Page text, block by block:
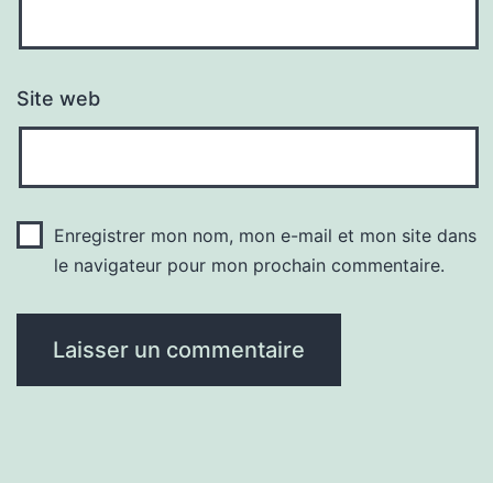
Site web
Enregistrer mon nom, mon e-mail et mon site dans
le navigateur pour mon prochain commentaire.